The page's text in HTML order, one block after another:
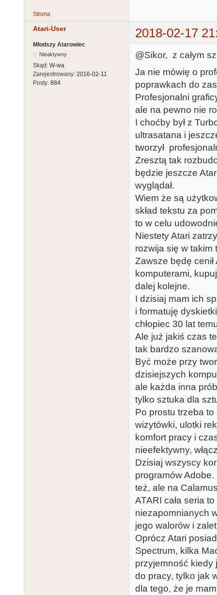
Strona
Atari-User 2018-02-17
Młodszy Atarowiec
Nieaktywny
Skąd: W-wa
Zarejestrowany: 2016-02-11
Posty: 884
@Sikor, z całym
Ja nie mówię o
poprawkach do
Profesjonalni
ale na pewno nie
I choćby był z
ultrasatana i
tworzył
Zresztą tak
będzie jeszcze
wyglądał.
Wiem że są
skład tekstu za
to w celu
Niestety Atari
rozwija się w takim
Zawsze będę
komputerami,
dalej kolejne.
I dzisiaj mam ich
i formatuję
chłopiec 30 lat
Ale już jakiś czas
tak bardzo
Być może przy
dzisiejszych
ale każda inna
tylko sztuka dla
Po prostu trzeba
wizytówki, ulotki
komfort pracy i
nieefektywny,
Dzisiaj wszyscy
programów
też, ale na
ATARI cała seria
niezapomnianych
jego walorów i
Oprócz Atari
Spectrum, kilka
przyjemność kiedy
do pracy, tylko jak
dla tego, że je